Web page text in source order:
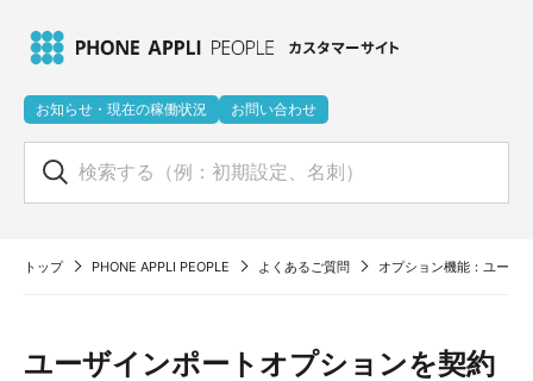
お知らせ・現在の稼働状況 お問い合わせ
トップ PHONE APPLI PEOPLE よくあるご質問 オプション機能：ユーザ
ユーザインポートオプションを契約